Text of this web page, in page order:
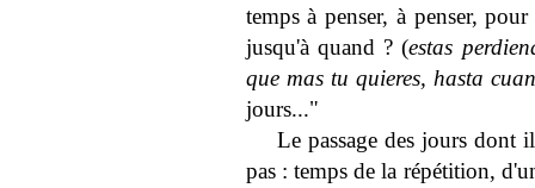
temps à penser, à penser,
jusqu'à quand ? (estas
que mas tu quieres, hasta
jours..."
Le passage des jours dont
pas : temps de la répétition,